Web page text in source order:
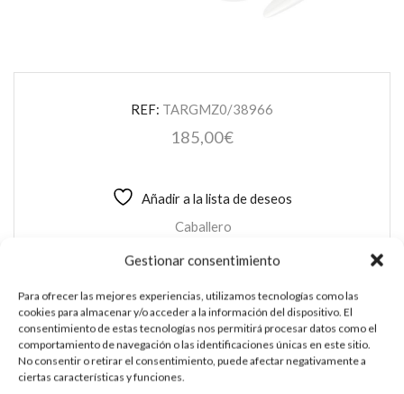
Gestionar consentimiento
Para ofrecer las mejores experiencias, utilizamos tecnologías como las
cookies para almacenar y/o acceder a la información del dispositivo. El
consentimiento de estas tecnologías nos permitirá procesar datos como el
comportamiento de navegación o las identificaciones únicas en este sitio.
No consentir o retirar el consentimiento, puede afectar negativamente a
ciertas características y funciones.
REF: TARGMZ0/38966
185,00€
Añadir a la lista de deseos
Caballero
GEMELOS PLATA Y PIEDRAS